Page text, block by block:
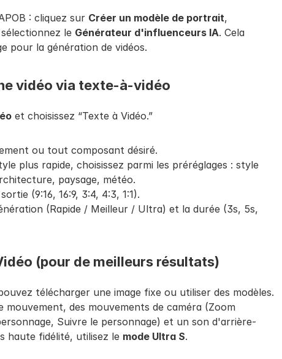
: cliquez sur Créer un modèle de portrait,
le Générateur d'influenceurs IA. Cela
pour la génération de vidéos.
vidéo via texte-à-vidéo
et choisissez “Texte à Vidéo.”
ou tout composant désiré.
plus rapide, choisissez parmi les préréglages : style
paysage, météo.
(9:16, 16:9, 3:4, 4:3, 1:1).
(Rapide / Meilleur / Ultra) et la durée (3s, 5s,
(pour de meilleurs résultats)
télécharger une image fixe ou utiliser des modèles.
mouvement, des mouvements de caméra (Zoom
Suivre le personnage) et un son d'arrière-
haute fidélité, utilisez le mode Ultra S.